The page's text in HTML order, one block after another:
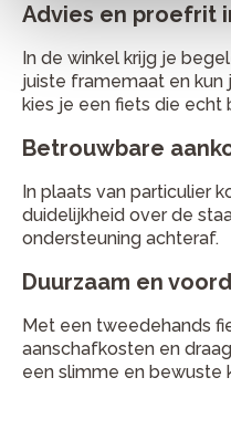
Advies en proefrit
In de winkel krijg je
juiste framemaat en
kies je een fiets die echt
Betrouwbare
In plaats van particulier
duidelijkheid over de
ondersteuning achteraf.
Duurzaam en
Met een tweedehands
aanschafkosten en
een slimme en bewuste